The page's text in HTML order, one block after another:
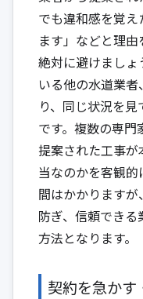
でも違和感を覚
ます」などと理
絶対に避けましょ
いる他の水道業
り、同じ状況を
です。複数の専
提案された工事
当なのかを客観
間はかかります
防ぎ、信頼でき
方法となります。
契約を急かす